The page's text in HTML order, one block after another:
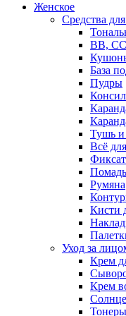
Женское
Средства
BB,
База
Пудры
Тушь и
Всё
Румяна
Кисти
Уход за
Крем
Крем